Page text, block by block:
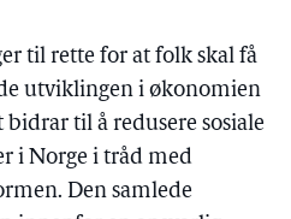
til rette for at folk skal få
utviklingen i økonomien
til å redusere sosiale
i Norge i tråd med
Den samlede